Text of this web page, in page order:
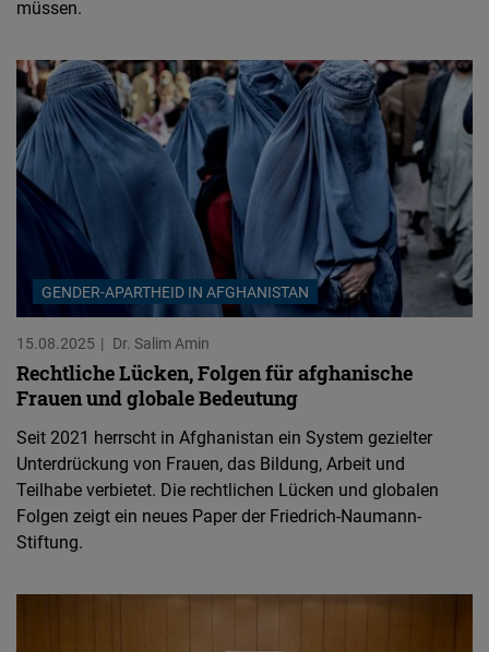
müssen.
GENDER-APARTHEID IN AFGHANISTAN
15.08.2025 Dr. Salim Amin
Rechtliche Lücken, Folgen für afghanische
Frauen und globale Bedeutung
Seit 2021 herrscht in Afghanistan ein System gezielter
Unterdrückung von Frauen, das Bildung, Arbeit und
Teilhabe verbietet. Die rechtlichen Lücken und globalen
Folgen zeigt ein neues Paper der Friedrich-Naumann-
Stiftung.